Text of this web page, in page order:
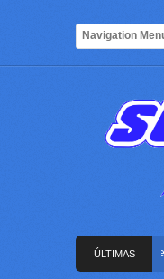
ÚLTIMAS
atentado con bus bomba que